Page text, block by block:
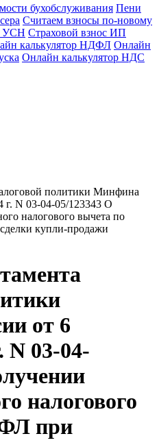
бухобслуживания Пени
Считаем взносы по-новому
УСН Страховой взнос ИП
калькулятор НДФЛ Онлайн
Онлайн калькулятор НДС
политики Минфина
г. N 03-04-05/123343 О
налогового вычета по
купли-продажи
от 6
N 03-04-
налогового
при